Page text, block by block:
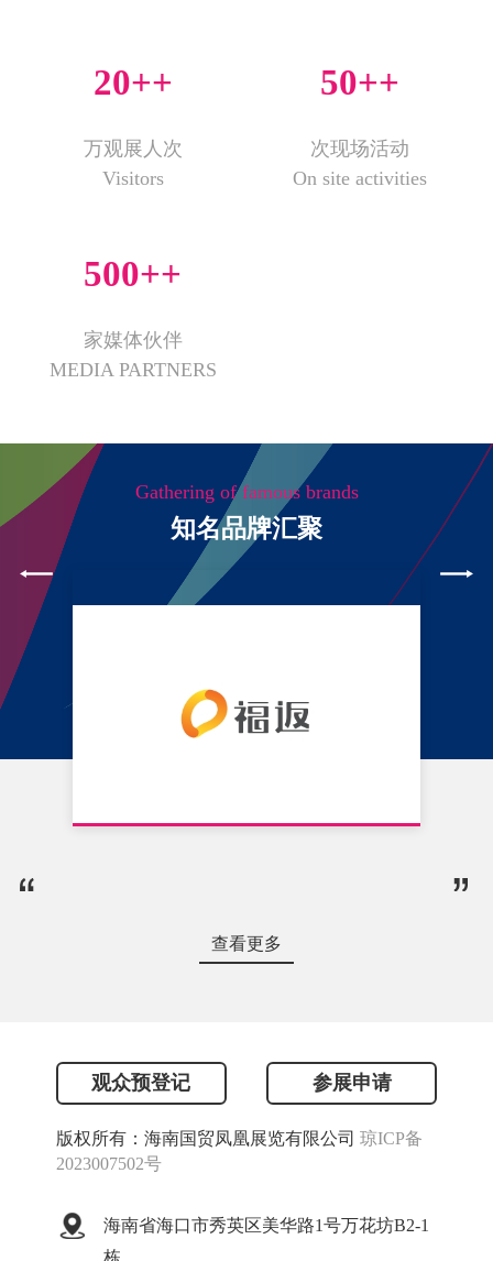
20++
万观展人次
Visitors
50++
次现场活动
On site activities
500++
家媒体伙伴
MEDIA PARTNERS
Gathering of famous brands
知名品牌汇聚
查看更多
观众预登记 参展申请
版权所有：海南国贸凤凰展览有限公司 琼ICP备
2023007502号
海南省海口市秀英区美华路1号万花坊B2-1
栋